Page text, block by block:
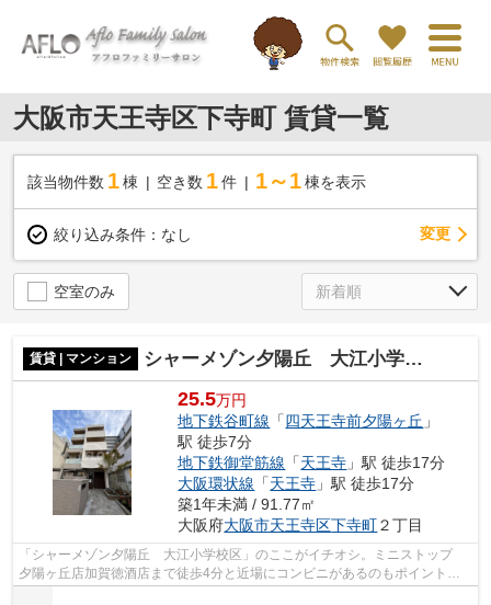
大阪市天王寺区下寺町 賃貸一覧
該当物件数 1棟 空き数 1 件 1～1 棟を表示
絞り込み条件： なし 変更
空室のみ
賃貸 | マンション シャーメゾン夕陽丘 大江小学校区
25.5万円
地下鉄谷町線 「四天王寺前夕陽ヶ丘 」
駅 徒歩7分
地下鉄御堂筋線 「天王寺 」駅 徒歩17分
大阪環状線 「天王寺 」駅 徒歩17分
築1年未満 / 91.77㎡
大阪府大阪市天王寺区下寺町２丁目
「シャーメゾン夕陽丘 大江小学校区」のここがイチオシ。ミニストップ
夕陽ヶ丘店加賀徳酒店まで徒歩4分と近場にコンビニがあるのもポイント。